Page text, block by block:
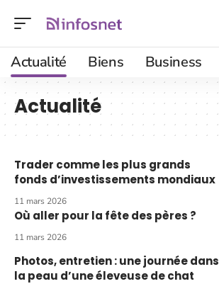
Actualité Biens Business
Actualité
Trader comme les plus grands
fonds d’investissements mondiaux
11 mars 2026
Où aller pour la fête des pères ?
11 mars 2026
Photos, entretien : une journée dans
la peau d’une éleveuse de chat